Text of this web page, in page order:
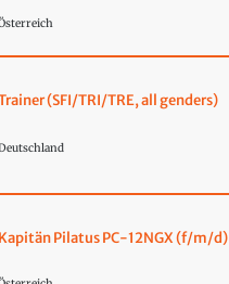
(SFI/TRI/TRE, all genders)
Kapitän Pilatus PC-12NGX (f/m/d)